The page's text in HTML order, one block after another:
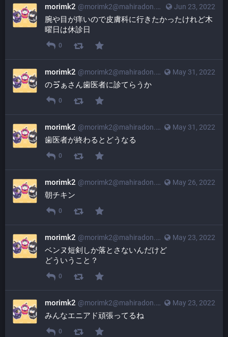
Jun 23, 2022
morimk2 @morimk2@mahiradon.com
腕や目が痒いので皮膚科に行きたかったけれど木
曜日は休診日
0
May 31, 2022
morimk2 @morimk2@mahiradon.com
のゔぁさん歯医者に診てらうか
0
May 31, 2022
morimk2 @morimk2@mahiradon.com
歯医者が終わるとどうなる
0
May 26, 2022
morimk2 @morimk2@mahiradon.com
朝チキン
0
May 23, 2022
morimk2 @morimk2@mahiradon.com
ベンヌ短剣しか落とさないんだけど
どういうこと？
0
May 23, 2022
morimk2 @morimk2@mahiradon.com
みんなエニアド頑張ってるね
0